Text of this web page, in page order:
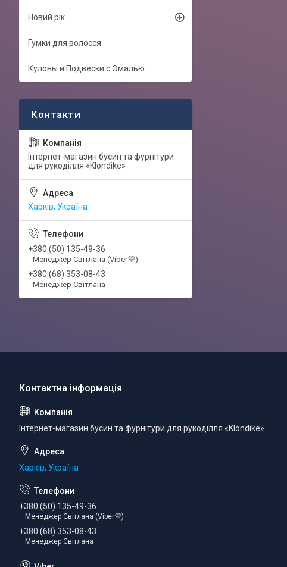
Новий рік
Гумки для волосся
Кулоны и Подвески с Эмалью
Інтернет-магазин бусин та фурнітури
для рукоділля «Klondike»
Харків, Україна
+380 (50) 135-49-36
Менеджер Світлана (Viber💜)
+380 (68) 353-08-43
Менеджер Світлана
Інтернет-магазин бусин та фурнітури для рукоділля «Klondike»
Харків, Україна
+380 (50) 135-49-36
Менеджер Світлана (Viber💜)
+380 (68) 353-08-43
Менеджер Світлана